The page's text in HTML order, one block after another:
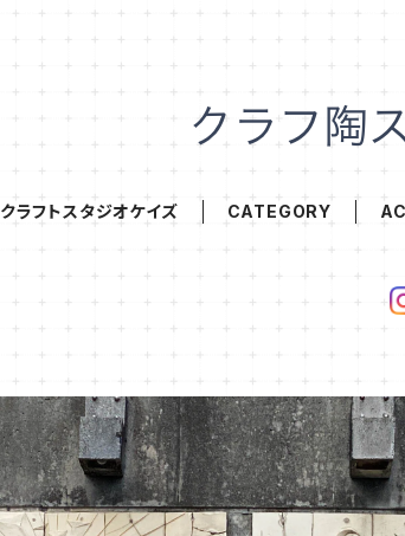
クラフトスタジオケイズ CATEGORY